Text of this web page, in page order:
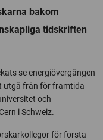
bakom
tidskriften
se energiövergången
utgå från för framtida
och
i Schweiz.
för första